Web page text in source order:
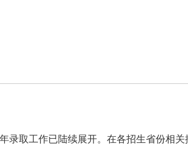
录取工作已陆续展开。在各招生省份相